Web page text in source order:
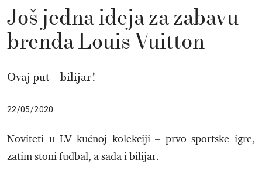
Još jedna ideja za zabavu
brenda Louis Vuitton
Ovaj put – bilijar!
22/05/2020
Noviteti u LV kućnoj kolekciji – prvo sportske igre,
zatim stoni fudbal, a sada i bilijar.